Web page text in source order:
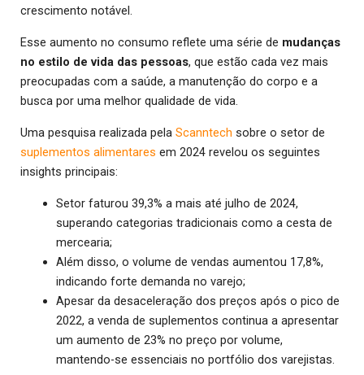
crescimento notável.
Esse aumento no consumo reflete uma série de mudanças
no estilo de vida das pessoas, que estão cada vez mais
preocupadas com a saúde, a manutenção do corpo e a
busca por uma melhor qualidade de vida.
Uma pesquisa realizada pela Scanntech sobre o setor de
suplementos alimentares em 2024 revelou os seguintes
insights principais:
Setor faturou 39,3% a mais até julho de 2024,
superando categorias tradicionais como a cesta de
mercearia;
Além disso, o volume de vendas aumentou 17,8%,
indicando forte demanda no varejo;
Apesar da desaceleração dos preços após o pico de
2022, a venda de suplementos continua a apresentar
um aumento de 23% no preço por volume,
mantendo-se essenciais no portfólio dos varejistas.